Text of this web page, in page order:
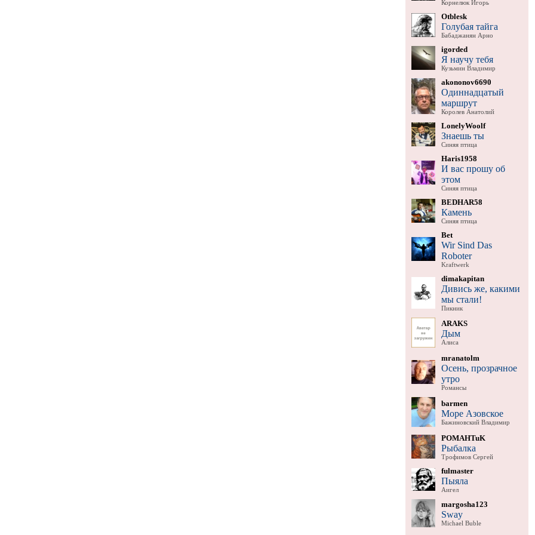
Корнелюк Игорь
Otblesk
Голубая тайга
Бабаджанян Арно
igorded
Я научу тебя
Кузьмин Владимир
akononov6690
Одиннадцатый
маршрут
Королев Анатолий
LonelyWoolf
Знаешь ты
Синяя птица
Haris1958
И вас прошу об
этом
Синяя птица
BEDHAR58
Камень
Синяя птица
Bet
Wir Sind Das
Roboter
Kraftwerk
dimakapitan
Дивись же, какими
мы стали!
Пикник
ARAKS
Дым
Алиса
mranatolm
Осень, прозрачное
утро
Романсы
barmen
Море Азовское
Бажиновский Владимир
POMAHTuK
Рыбалка
Трофимов Сергей
fulmaster
Пыяла
Аигел
margosha123
Sway
Michael Buble